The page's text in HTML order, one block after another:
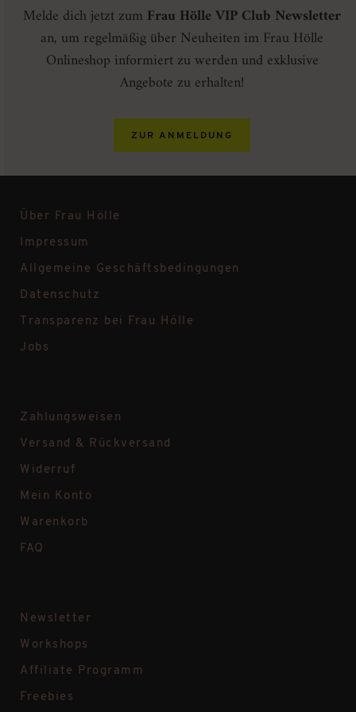
Melde dich jetzt zum Frau Hölle VIP Club Newsletter
an, um regelmäßig über Neuheiten im Frau Hölle
Onlineshop informiert zu werden und exklusive
Angebote zu erhalten!
ZUR ANMELDUNG
Über Frau Hölle
Impressum
Allgemeine Geschäftsbedingungen
Datenschutz
Transparenz bei Frau Hölle
Jobs
Zahlungsweisen
Versand & Rückversand
Widerruf
Mein Konto
Warenkorb
FAQ
Newsletter
Workshops
Affiliate Programm
Freebies